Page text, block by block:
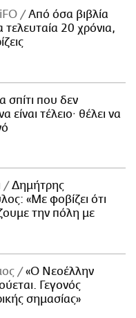
Από όσα βιβλία
τελευταία 20 χρόνια,
σπίτι που δεν
είναι τέλειο· θέλει να
Δημήτρης
«Με φοβίζει ότι
την πόλη με
«Ο Νεοέλλην
Γεγονός
σημασίας»